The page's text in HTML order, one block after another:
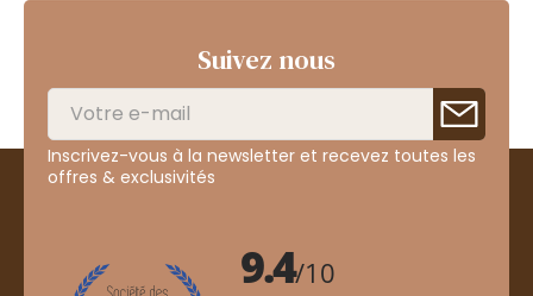
Suivez nous
Inscrivez-vous à la newsletter et recevez toutes les
offres & exclusivités